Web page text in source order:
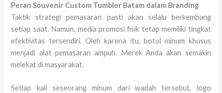
Peran Souvenir Custom Tumbler Batam dalam Branding
Taktik strategi pemasaran pasti akan selalu berkembang
setiap saat. Namun, media promosi fisik tetap memiliki tingkat
efektivitas tersendiri. Oleh karena itu, botol minum khusus
menjadi alat pemasaran ampuh. Merek Anda akan semakin
melekat di masyarakat.
Setiap kali seseorang minum dari wadah tersebut, logo